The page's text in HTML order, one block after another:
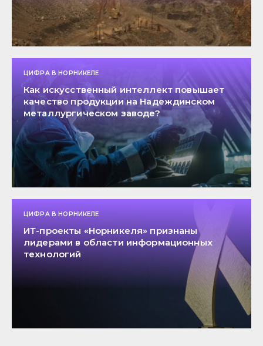
ЦИФРА В НОРНИКЕЛЕ
Как искусственный интеллект повышает
качество продукции на Надеждинском
металлургическом заводе?
ЦИФРА В НОРНИКЕЛЕ
ИТ-проекты «Норникеля» признаны
лидерами в области информационных
технологий